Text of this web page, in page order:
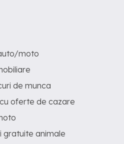
moto
de munca
oferte de cazare
gratuite animale